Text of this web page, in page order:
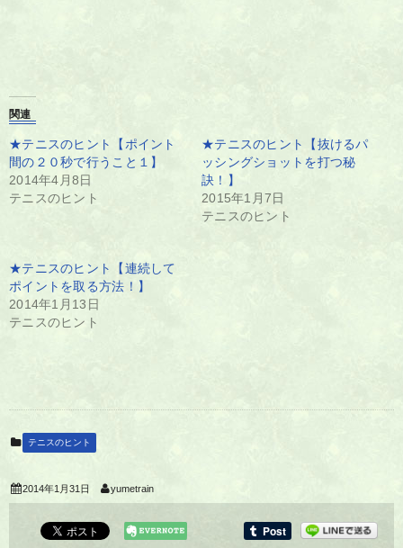
関連
★テニスのヒント【ポイント
間の２０秒で行うこと１】
2014年4月8日
テニスのヒント
★テニスのヒント【抜けるパ
ッシングショットを打つ秘
訣！】
2015年1月7日
テニスのヒント
★テニスのヒント【連続して
ポイントを取る方法！】
2014年1月13日
テニスのヒント
テニスのヒント
2014年1月31日 yumetrain